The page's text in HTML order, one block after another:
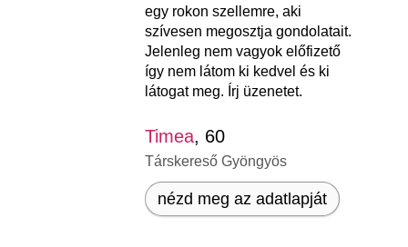
egy rokon szellemre, aki
szívesen megosztja gondolatait.
Jelenleg nem vagyok előfizető
így nem látom ki kedvel és ki
látogat meg. Írj üzenetet.
Timea, 60
Társkereső Gyöngyös
nézd meg az adatlapját